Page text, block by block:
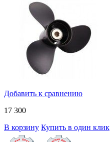
Добавить к сравнению
17 300
В корзину Купить в один клик